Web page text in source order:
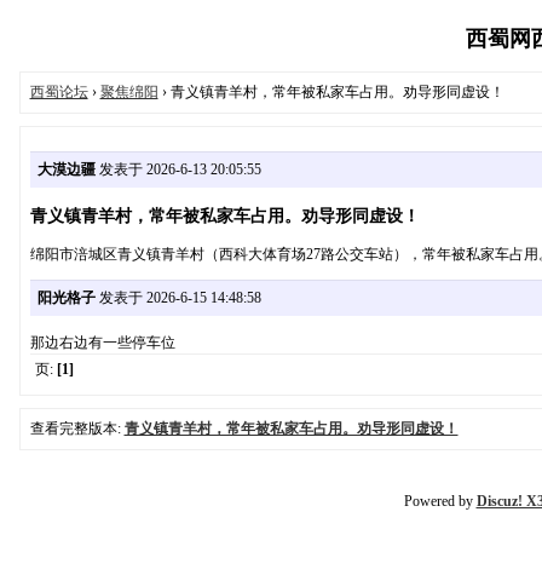
西蜀网
西蜀论坛› 聚焦绵阳 › 青义镇青羊村，常年被私家车占用。劝导形同虚设！
大漠边疆发表于 2026-6-13 20:05:55
青义镇青羊村，常年被私家车占用。劝导形同虚设！
绵阳市涪城区青义镇青羊村（西科大体育场27路公交车站），常年被私家车占
阳光格子发表于 2026-6-15 14:48:58
那边右边有一些停车位
页: [1]
查看完整版本: 青义镇青羊村，常年被私家车占用。劝导形同虚设！
Powered by Discuz!